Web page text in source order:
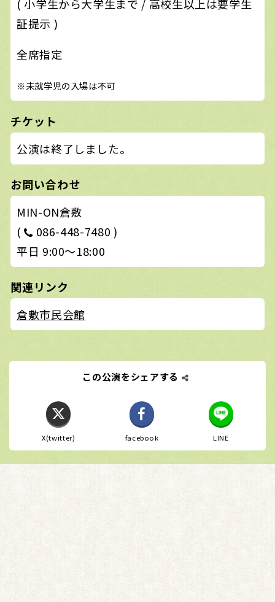
( 小学生から大学生まで / 高校生以上は要学生
証提示 )
全席指定
※未就学児の入場は不可
チケット
公演は終了しました。
お問い合わせ
MIN-ON倉敷
( 086-448-7480 )
平日 9:00〜18:00
関連リンク
倉敷市民会館
この公演をシェアする
X(twitter) facebook LINE